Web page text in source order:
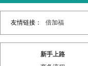
友情链接： 倍加福
新手上路